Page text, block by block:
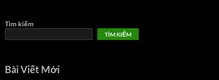
Tìm kiếm
TÌM KIẾM
Bài Viết Mới